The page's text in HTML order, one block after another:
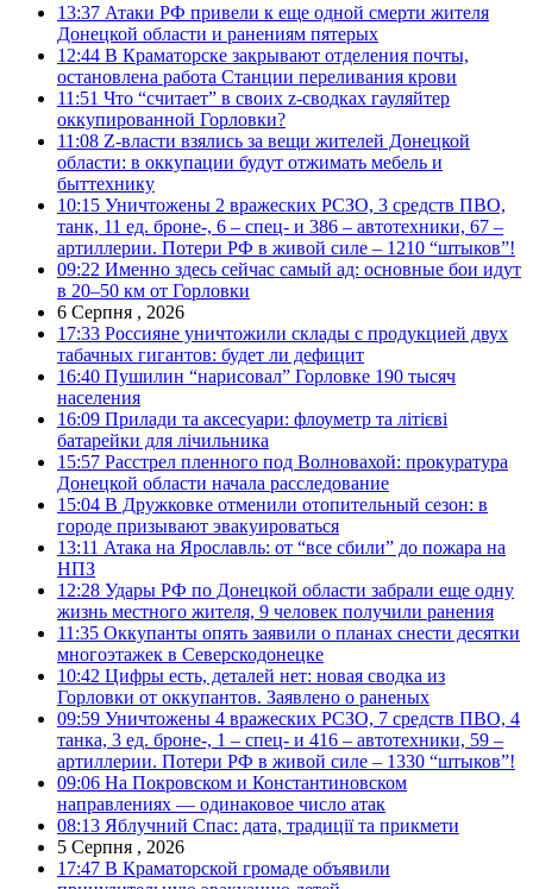
13:37 Атаки РФ привели к еще одной смерти жителя
Донецкой области и ранениям пятерых
12:44 В Краматорске закрывают отделения почты,
остановлена работа Станции переливания крови
11:51 Что “считает” в своих z-сводках гауляйтер
оккупированной Горловки?
11:08 Z-власти взялись за вещи жителей Донецкой
области: в оккупации будут отжимать мебель и
быттехнику
10:15 Уничтожены 2 вражеских РСЗО, 3 средств ПВО,
танк, 11 ед. броне-, 6 – спец- и 386 – автотехники, 67 –
артиллерии. Потери РФ в живой силе – 1210 “штыков”!
09:22 Именно здесь сейчас самый ад: основные бои идут
в 20–50 км от Горловки
6 Серпня , 2026
17:33 Россияне уничтожили склады с продукцией двух
табачных гигантов: будет ли дефицит
16:40 Пушилин “нарисовал” Горловке 190 тысяч
населения
16:09 Прилади та аксесуари: флоуметр та літієві
батарейки для лічильника
15:57 Расстрел пленного под Волновахой: прокуратура
Донецкой области начала расследование
15:04 В Дружковке отменили отопительный сезон: в
городе призывают эвакуироваться
13:11 Атака на Ярославль: от “все сбили” до пожара на
НПЗ
12:28 Удары РФ по Донецкой области забрали еще одну
жизнь местного жителя, 9 человек получили ранения
11:35 Оккупанты опять заявили о планах снести десятки
многоэтажек в Северскодонецке
10:42 Цифры есть, деталей нет: новая сводка из
Горловки от оккупантов. Заявлено о раненых
09:59 Уничтожены 4 вражеских РСЗО, 7 средств ПВО, 4
танка, 3 ед. броне-, 1 – спец- и 416 – автотехники, 59 –
артиллерии. Потери РФ в живой силе – 1330 “штыков”!
09:06 На Покровском и Константиновском
направлениях — одинаковое число атак
08:13 Яблучний Спас: дата, традиції та прикмети
5 Серпня , 2026
17:47 В Краматорской громаде объявили